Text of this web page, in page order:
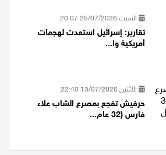
السبت 25/07/2026 20:07
تقارير: إسرائيل استعدت لهجمات
أمريكية وا...
الأثنين 13/07/2026 22:40
حرفيش تفجع بمصرع الشاب علاء
فارس (32 عام...